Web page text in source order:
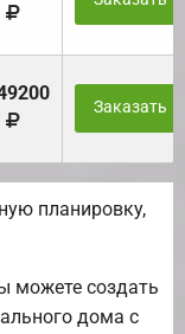
Заказать
планировку,
можете создать
дома с